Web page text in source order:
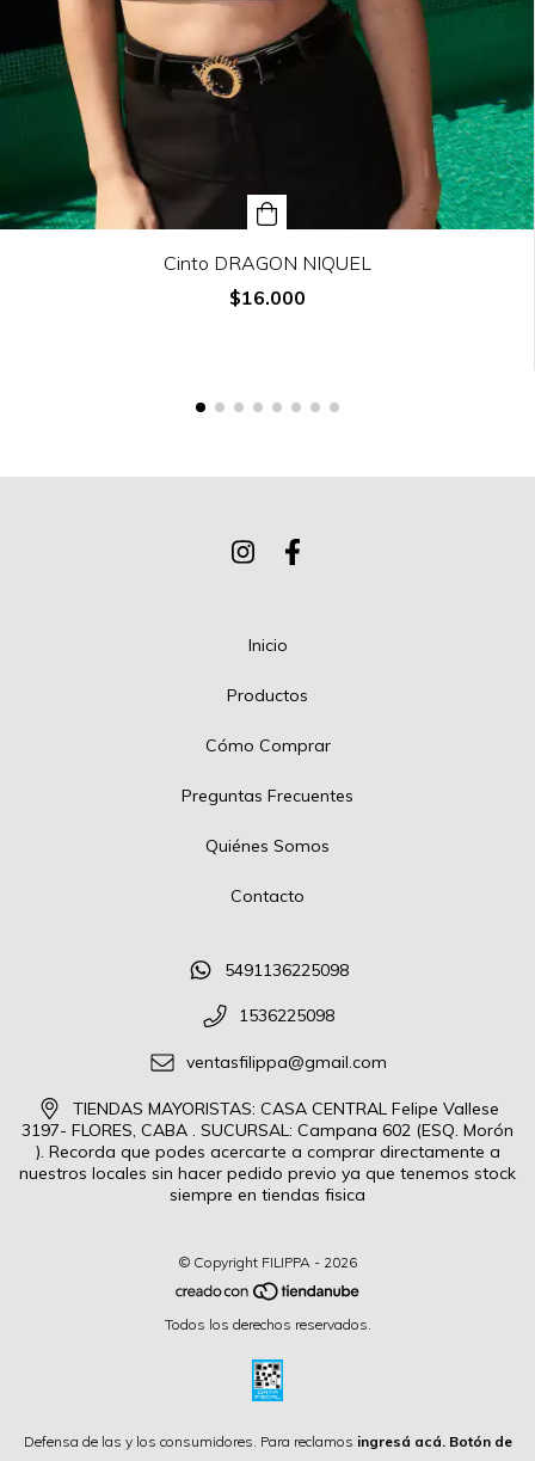
Cinto DRAGON NIQUEL
$16.000
Inicio
Productos
Cómo Comprar
Preguntas Frecuentes
Quiénes Somos
Contacto
5491136225098
1536225098
ventasfilippa@gmail.com
TIENDAS MAYORISTAS: CASA CENTRAL Felipe Vallese
3197- FLORES, CABA . SUCURSAL: Campana 602 (ESQ. Morón
). Recorda que podes acercarte a comprar directamente a
nuestros locales sin hacer pedido previo ya que tenemos stock
siempre en tiendas fisica
© Copyright FILIPPA - 2026
Todos los derechos reservados.
Defensa de las y los consumidores. Para reclamos ingresá acá. Botón de